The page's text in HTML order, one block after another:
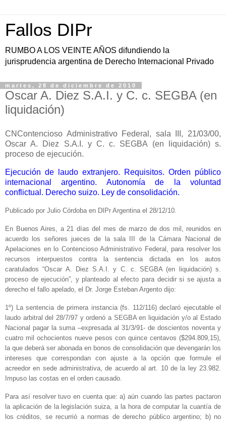
Fallos DIPr
RUMBO A LOS VEINTE AÑOS difundiendo la
jurisprudencia argentina de Derecho Internacional Privado
martes, 28 de diciembre de 2010
Oscar A. Diez S.A.I. y C. c. SEGBA (en
liquidación)
CNContencioso Administrativo Federal, sala III, 21/03/00,
Oscar A. Diez S.A.I. y C. c. SEGBA (en liquidación) s.
proceso de ejecución.
Ejecución de laudo extranjero. Requisitos. Orden público
internacional argentino. Autonomía de la voluntad
conflictual. Derecho suizo. Ley de consolidación.
Publicado por Julio Córdoba en DIPr Argentina el 28/12/10.
En Buenos Aires, a 21 días del mes de marzo de dos mil, reunidos en
acuerdo los señores jueces de la sala III de la Cámara Nacional de
Apelaciones en lo Contencioso Administrativo Federal, para resolver los
recursos interpuestos contra la sentencia dictada en los autos
caratulados “Oscar A. Diez S.A.I. y C. c. SEGBA (en liquidación) s.
proceso de ejecución”, y planteado al efecto para decidir si se ajusta a
derecho el fallo apelado, el Dr. Jorge Esteban Argento dijo:
1º) La sentencia de primera instancia (fs. 112/116) declaró ejecutable el
laudo arbitral del 28/7/97 y ordenó a SEGBA en liquidación y/o al Estado
Nacional pagar la suma –expresada al 31/3/91- de doscientos noventa y
cuatro mil ochocientos nueve pesos con quince centavos ($294.809,15),
la que deberá ser abonada en bonos de consolidación que devengarán los
intereses que correspondan con ajuste a la opción que formule el
acreedor en sede administrativa, de acuerdo al art. 10 de la ley 23.982.
Impuso las costas en el orden causado.
Para así resolver tuvo en cuenta que: a) aún cuando las partes pactaron
la aplicación de la legislación suiza, a la hora de computar la cuantía de
los créditos, se recurrió a normas de derecho público argentino; b) no